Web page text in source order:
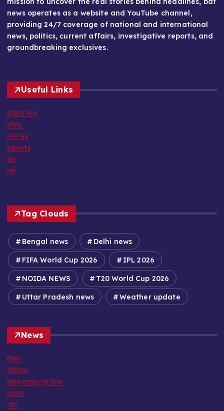
news operates as a website and YouTube channel,
providing 24/7 coverage of national and international
news, politics, current affairs, investigative reports, and
groundbreaking exclusives.
Useful Links
ब्रेकिंग न्यूज़
दुनिया
मनोरंजन
Sports
देश
जुर्म
Tag Clouds
Bengal news Delhi news
FIFA World Cup 2026 IPL 2026
NOIDA NEWS T20 World Cup 2026
Uttar Pradesh news Weather update
News
मौसम
राशिफल
लाइफस्टाइल एंड हेल्थ
वायरल
जॉब